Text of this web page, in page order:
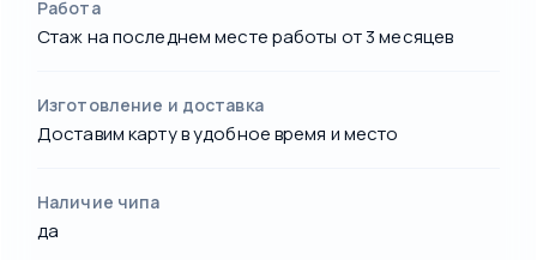
Работа
Стаж на последнем месте работы от 3 месяцев
Изготовление и доставка
Доставим карту в удобное время и место
Наличие чипа
да